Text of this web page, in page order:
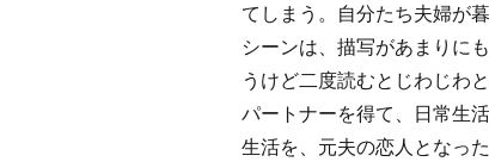
てしまう。自分たち夫婦が
シーンは、描写があまりに
うけど二度読むとじわじわ
パートナーを得て、日常生
生活を、元夫の恋人となっ